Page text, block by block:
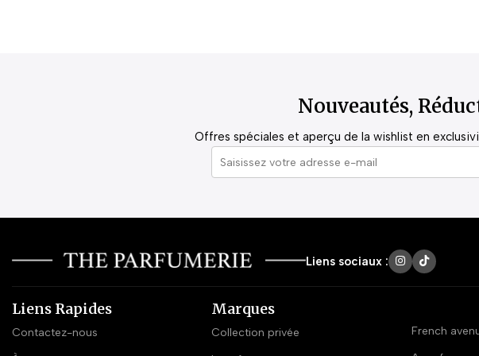
Nouveautés,
Offres spéciales et aperçu de la wishlist en
Liens sociaux :
Liens Rapides
Contactez-nous
Marques
Collection privée
French